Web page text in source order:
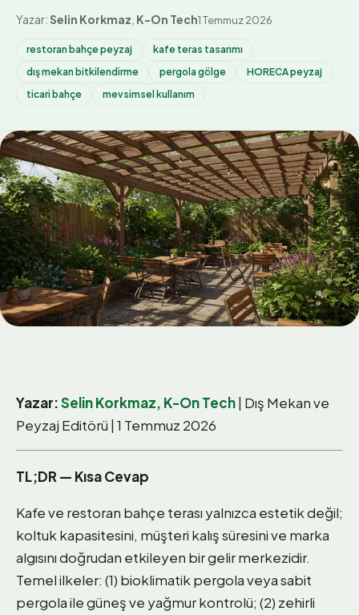
Yazar:Selin Korkmaz K-On Tech1 Temmuz 2026
restoran bahçe peyzaj
kafe teras tasarımı
dış mekan bitkilendirme
pergola gölge
HORECA peyzaj
ticari bahçe
mevsimsel kullanım
Yazar:Selin Korkmaz, K-On Tech| Dış Mekan ve
Peyzaj Editörü | 1 Temmuz 2026
TL;DR — Kısa Cevap
Kafe ve restoran bahçe terası yalnızca estetik değil;
koltuk kapasitesini, müşteri kalış süresini ve marka
algısını doğrudan etkileyen bir gelir merkezidir.
Temel ilkeler: (1) bioklimatik pergola veya sabit
pergola ile güneş ve yağmur kontrolü; (2) zehirli